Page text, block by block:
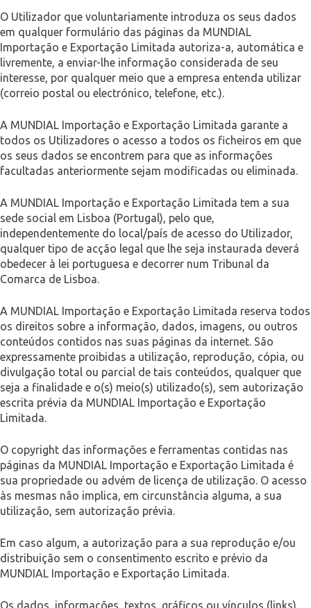
O Utilizador que voluntariamente introduza os seus dados
em qualquer formulário das páginas da MUNDIAL
Importação e Exportação Limitada autoriza-a, automática e
livremente, a enviar-lhe informação considerada de seu
interesse, por qualquer meio que a empresa entenda utilizar
(correio postal ou electrónico, telefone, etc.).
A MUNDIAL Importação e Exportação Limitada garante a
todos os Utilizadores o acesso a todos os ficheiros em que
os seus dados se encontrem para que as informações
facultadas anteriormente sejam modificadas ou eliminada.
A MUNDIAL Importação e Exportação Limitada tem a sua
sede social em Lisboa (Portugal), pelo que,
independentemente do local/país de acesso do Utilizador,
qualquer tipo de acção legal que lhe seja instaurada deverá
obedecer à lei portuguesa e decorrer num Tribunal da
Comarca de Lisboa.
A MUNDIAL Importação e Exportação Limitada reserva todos
os direitos sobre a informação, dados, imagens, ou outros
conteúdos contidos nas suas páginas da internet. São
expressamente proibidas a utilização, reprodução, cópia, ou
divulgação total ou parcial de tais conteúdos, qualquer que
seja a finalidade e o(s) meio(s) utilizado(s), sem autorização
escrita prévia da MUNDIAL Importação e Exportação
Limitada.
O copyright das informações e ferramentas contidas nas
páginas da MUNDIAL Importação e Exportação Limitada é
sua propriedade ou advém de licença de utilização. O acesso
às mesmas não implica, em circunstância alguma, a sua
utilização, sem autorização prévia.
Em caso algum, a autorização para a sua reprodução e/ou
distribuição sem o consentimento escrito e prévio da
MUNDIAL Importação e Exportação Limitada.
Os dados, informações, textos, gráficos ou vínculos (links)